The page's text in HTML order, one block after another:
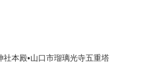
本殿•山口市瑠璃光寺五重塔